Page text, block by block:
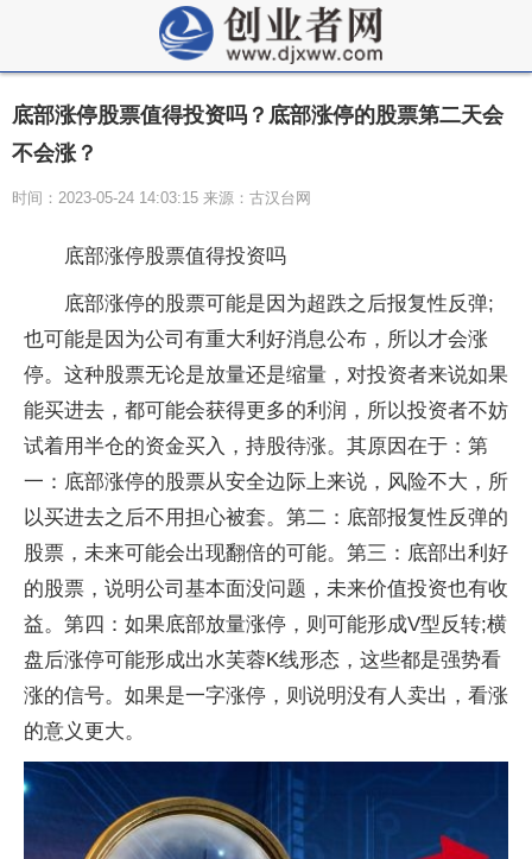
底部涨停股票值得投资吗？底部涨停的股票第二天会
不会涨？
时间：2023-05-24 14:03:15 来源：古汉台网
底部涨停股票值得投资吗
底部涨停的股票可能是因为超跌之后报复性反弹;
也可能是因为公司有重大利好消息公布，所以才会涨
停。这种股票无论是放量还是缩量，对投资者来说如果
能买进去，都可能会获得更多的利润，所以投资者不妨
试着用半仓的资金买入，持股待涨。其原因在于：第
一：底部涨停的股票从安全边际上来说，风险不大，所
以买进去之后不用担心被套。第二：底部报复性反弹的
股票，未来可能会出现翻倍的可能。第三：底部出利好
的股票，说明公司基本面没问题，未来价值投资也有收
益。第四：如果底部放量涨停，则可能形成V型反转;横
盘后涨停可能形成出水芙蓉K线形态，这些都是强势看
涨的信号。如果是一字涨停，则说明没有人卖出，看涨
的意义更大。